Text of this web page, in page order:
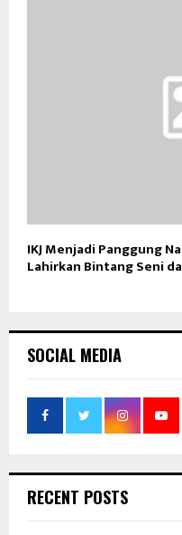
IKJ Menjadi Panggung
Lahirkan Bintang Seni
SOCIAL MEDIA
RECENT POSTS